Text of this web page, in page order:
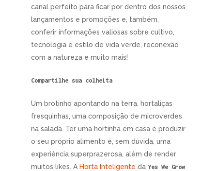
canal perfeito para ficar por dentro dos nossos
lançamentos e promoções e, também,
conferir informações valiosas sobre cultivo,
tecnologia e estilo de vida verde, reconexão
com a natureza e muito mais!
Compartilhe sua colheita
Um brotinho apontando na terra, hortaliças
fresquinhas, uma composição de microverdes
na salada. Ter uma hortinha em casa e produzir
o seu próprio alimento é, sem dúvida, uma
experiência superprazerosa, além de render
muitos likes. A Horta Inteligente daYes We Grow